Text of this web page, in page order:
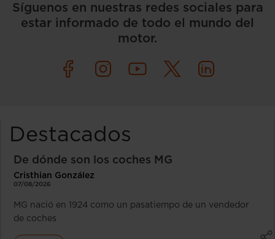
Síguenos en nuestras redes sociales para
estar informado de todo el mundo del
motor.
Destacados
De dónde son los coches MG
Cristhian González
07/08/2026
MG nació en 1924 como un pasatiempo de un vendedor
de coches